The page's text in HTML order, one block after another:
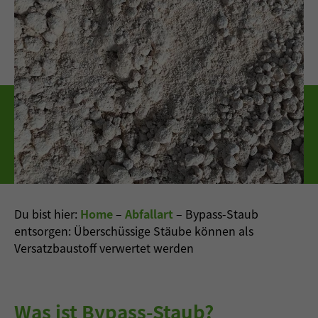
Du bist hier: Home– Abfallart – Bypass-Staub
entsorgen: Überschüssige Stäube können als
Versatzbaustoff verwertet werden
Was ist Bypass-Staub?